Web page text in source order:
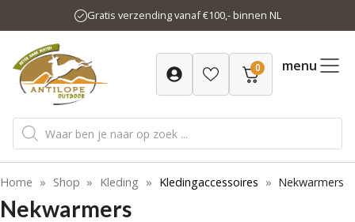
naar
inhoud
Gratis verzending vanaf €100,- binnen NL
0 menu
Producten
zoeken
Home » Shop » Kleding » Kledingaccessoires » Nekwarmers
Nekwarmers